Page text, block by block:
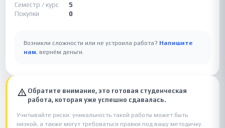
Семестр / курс
5
Покупки
0
Возникли сложности или не устроила работа? Напишите
нам, вернём деньги.
Обратите внимание, это готовая студенческая
работа, которая уже успешно сдавалась.
Учитывайте риски: уникальность такой работы может быть
низкой, а также могут требоваться правки под вашу методичку.